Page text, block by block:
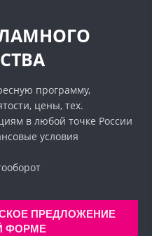
программу,
цены, тех.
в любой точке России
условия
ПРЕДЛОЖЕНИЕ
ФОРМЕ